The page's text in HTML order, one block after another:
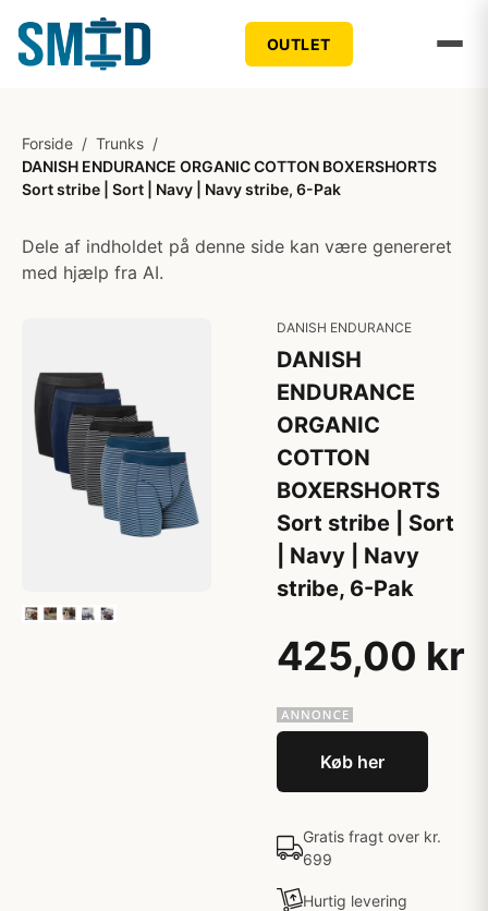
OUTLET
Forside / Trunks /
DANISH ENDURANCE ORGANIC COTTON BOXERSHORTS
Sort stribe | Sort | Navy | Navy stribe, 6-Pak
Dele af indholdet på denne side kan være genereret
med hjælp fra AI.
DANISH ENDURANCE
DANISH
ENDURANCE
ORGANIC
COTTON
BOXERSHORTS
Sort stribe | Sort
| Navy | Navy
stribe, 6-Pak
425,00 kr
Køb her
Gratis fragt over kr.
699
Hurtig levering